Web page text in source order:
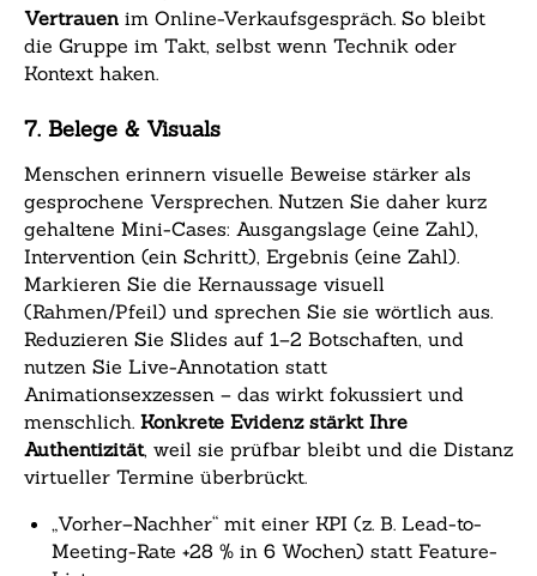
Vertrauenim Online-Verkaufsgespräch. So bleibt
die Gruppe im Takt, selbst wenn Technik oder
Kontext haken.
7. Belege & Visuals
Menschen erinnern visuelle Beweise stärker als
gesprochene Versprechen. Nutzen Sie daher kurz
gehaltene Mini-Cases: Ausgangslage (eine Zahl),
Intervention (ein Schritt), Ergebnis (eine Zahl).
Markieren Sie die Kernaussage visuell
(Rahmen/Pfeil) und sprechen Sie sie wörtlich aus.
Reduzieren Sie Slides auf 1–2 Botschaften, und
nutzen Sie Live-Annotation statt
Animationsexzessen – das wirkt fokussiert und
menschlich. Konkrete Evidenz stärkt Ihre
Authentizität, weil sie prüfbar bleibt und die Distanz
virtueller Termine überbrückt.
„Vorher–Nachher“ mit einer KPI (z. B. Lead-to-
Meeting-Rate +28 % in 6 Wochen) statt Feature-